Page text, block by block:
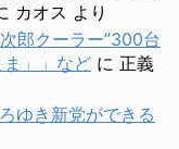
カオス より
郎クーラー”300台
」」など に 正義
ゆき新党ができる